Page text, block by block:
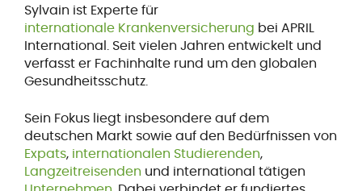
Sylvain ist Experte für
internationale Krankenversicherung bei APRIL
International. Seit vielen Jahren entwickelt und
verfasst er Fachinhalte rund um den globalen
Gesundheitsschutz.
Sein Fokus liegt insbesondere auf dem
deutschen Markt sowie auf den Bedürfnissen von
Expats, internationalen Studierenden,
Langzeitreisenden und international tätigen